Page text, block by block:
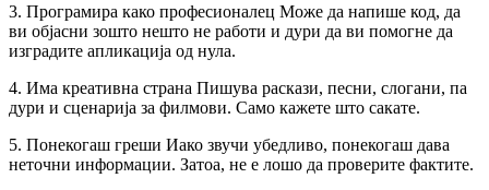
3. Програмира како професионалец Може да напише код, да
ви објасни зошто нешто не работи и дури да ви помогне да
изградите апликација од нула.
4. Има креативна страна Пишува раскази, песни, слогани, па
дури и сценарија за филмови. Само кажете што сакате.
5. Понекогаш греши Иако звучи убедливо, понекогаш дава
неточни информации. Затоа, не е лошо да проверите фактите.